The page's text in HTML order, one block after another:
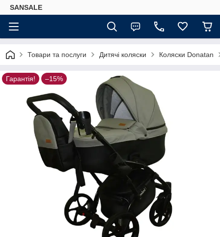
SANSALE
Товари та послуги Дитячі коляски Коляски Donatan
Гарантія! –15%